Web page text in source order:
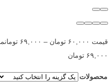
قیمت ۶۰,۰۰۰ تومان – ۶۹,۰۰۰ تومان
۶۹,۰۰۰ تومان
محصولات